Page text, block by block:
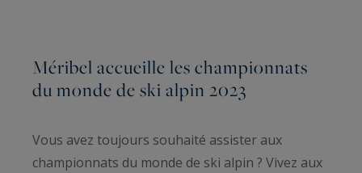
Méribel accueille les championnats
du monde de ski alpin 2023
Vous avez toujours souhaité assister aux
championnats du monde de ski alpin ? Vivez aux